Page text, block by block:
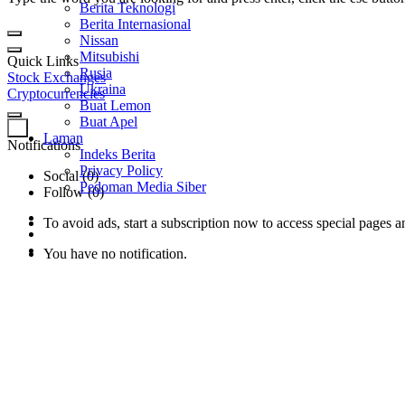
Quick Links
Stock Exchanges
Cryptocurrencies
Notifications
Social (0)
Follow (0)
To avoid ads, start a subscription now to access special pages
You have no notification.
Berita Teknologi
Berita Internasional
Nissan
Mitsubishi
Rusia
Ukraina
Buat Lemon
Buat Apel
Laman
Indeks Berita
Privacy Policy
Pedoman Media Siber